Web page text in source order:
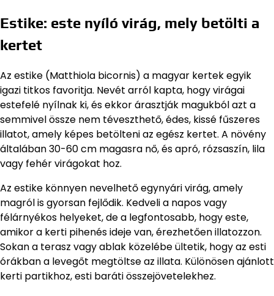
Estike: este nyíló virág, mely betölti a
kertet
Az estike (Matthiola bicornis) a magyar kertek egyik
igazi titkos favoritja. Nevét arról kapta, hogy virágai
estefelé nyílnak ki, és ekkor árasztják magukból azt a
semmivel össze nem téveszthető, édes, kissé fűszeres
illatot, amely képes betölteni az egész kertet. A növény
általában 30-60 cm magasra nő, és apró, rózsaszín, lila
vagy fehér virágokat hoz.
Az estike könnyen nevelhető egynyári virág, amely
magról is gyorsan fejlődik. Kedveli a napos vagy
félárnyékos helyeket, de a legfontosabb, hogy este,
amikor a kerti pihenés ideje van, érezhetően illatozzon.
Sokan a terasz vagy ablak közelébe ültetik, hogy az esti
órákban a levegőt megtöltse az illata. Különösen ajánlott
kerti partikhoz, esti baráti összejövetelekhez.